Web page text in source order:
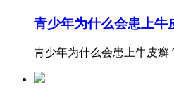
青少年为什么会患上牛
青少年为什么会患上牛皮癣